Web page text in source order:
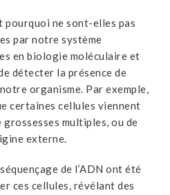
pourquoi ne sont-elles pas
par notre système
en biologie moléculaire et
détecter la présence de
organisme. Par exemple,
certaines cellules viennent
grossesses multiples, ou de
externe.
de l’ADN ont été
ces cellules, révélant des